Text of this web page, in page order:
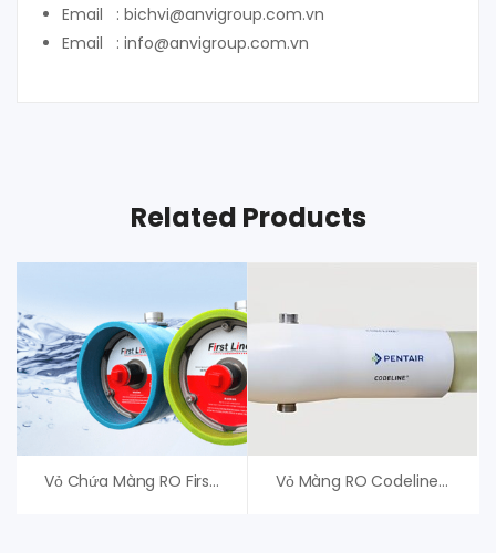
Email : bichvi@anvigroup.com.vn
Email : info@anvigroup.com.vn
Related Products
Vỏ Chứa Màng RO First Line F80-600S Kiểu Side Port Vỏ Màng RO Codeline 80S45 Pentair USA